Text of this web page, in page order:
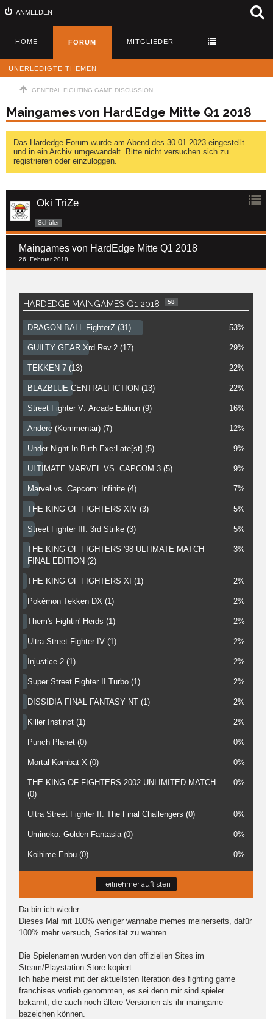
ANMELDEN
HOME FORUM MITGLIEDER
UNERLEDIGTE THEMEN
GENERAL FIGHTING GAME DISCUSSION
Maingames von HardEdge Mitte Q1 2018
Das Hardedge Forum wurde am Abend des 30.01.2023 eingestellt
und in ein Archiv umgewandelt. Bitte nicht versuchen sich zu
registrieren oder einzuloggen.
Oki TriZe
Schüler
Maingames von HardEdge Mitte Q1 2018
26. Februar 2018
HARDEDGE MAINGAMES Q1 2018 58
DRAGON BALL FighterZ (31) 53%
GUILTY GEAR Xrd Rev.2 (17) 29%
TEKKEN 7 (13) 22%
BLAZBLUE CENTRALFICTION (13) 22%
Street Fighter V: Arcade Edition (9) 16%
Andere (Kommentar) (7) 12%
Under Night In-Birth Exe:Late[st] (5) 9%
ULTIMATE MARVEL VS. CAPCOM 3 (5) 9%
Marvel vs. Capcom: Infinite (4) 7%
THE KING OF FIGHTERS XIV (3) 5%
Street Fighter III: 3rd Strike (3) 5%
THE KING OF FIGHTERS '98 ULTIMATE MATCH
FINAL EDITION (2)
3%
THE KING OF FIGHTERS XI (1) 2%
Pokémon Tekken DX (1) 2%
Them's Fightin' Herds (1) 2%
Ultra Street Fighter IV (1) 2%
Injustice 2 (1) 2%
Super Street Fighter II Turbo (1) 2%
DISSIDIA FINAL FANTASY NT (1) 2%
Killer Instinct (1) 2%
Punch Planet (0) 0%
Mortal Kombat X (0) 0%
THE KING OF FIGHTERS 2002 UNLIMITED MATCH
(0)
0%
Ultra Street Fighter II: The Final Challengers (0) 0%
Umineko: Golden Fantasia (0) 0%
Koihime Enbu (0) 0%
Teilnehmer auflisten
Da bin ich wieder.
Dieses Mal mit 100% weniger wannabe memes meinerseits, dafür
100% mehr versuch, Seriosität zu wahren.
Die Spielenamen wurden von den offiziellen Sites im
Steam/Playstation-Store kopiert.
Ich habe meist mit der aktuellsten Iteration des fighting game
franchises vorlieb genommen, es sei denn mir sind spieler
bekannt, die auch noch ältere Versionen als ihr maingame
bezeichen können.